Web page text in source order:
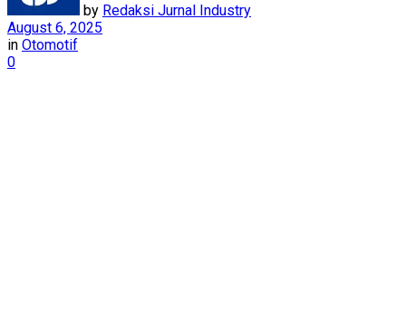
by Redaksi Jurnal Industry
August 6, 2025
in Otomotif
0